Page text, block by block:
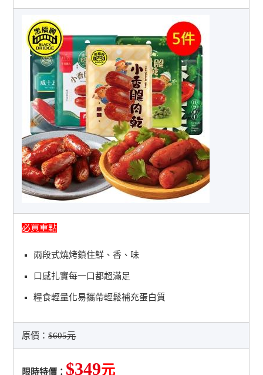
必買重點
兩段式燒烤鎖住鮮、香、味
口感扎實每一口都超滿足
糧食輕量化易攜帶輕鬆補充蛋白質
原價：$605元
限時特價： $349元